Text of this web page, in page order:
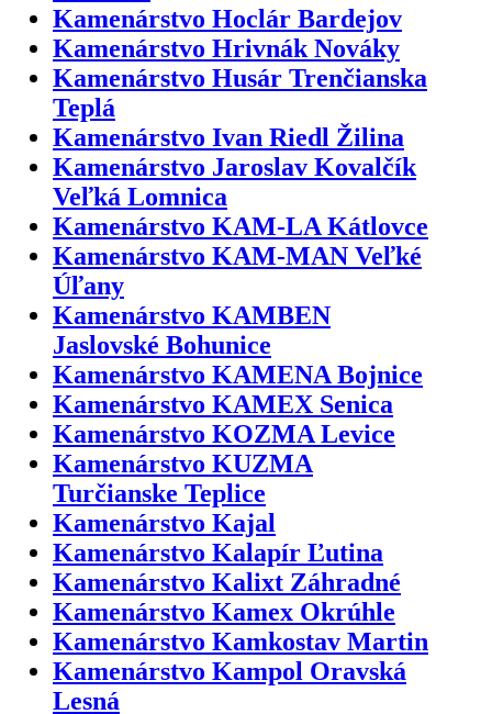
Kamenárstvo Hoclár Bardejov
Kamenárstvo Hrivnák Nováky
Kamenárstvo Husár Trenčianska
Teplá
Kamenárstvo Ivan Riedl Žilina
Kamenárstvo Jaroslav Kovalčík
Veľká Lomnica
Kamenárstvo KAM-LA Kátlovce
Kamenárstvo KAM-MAN Veľké
Úľany
Kamenárstvo KAMBEN
Jaslovské Bohunice
Kamenárstvo KAMENA Bojnice
Kamenárstvo KAMEX Senica
Kamenárstvo KOZMA Levice
Kamenárstvo KUZMA
Turčianske Teplice
Kamenárstvo Kajal
Kamenárstvo Kalapír Ľutina
Kamenárstvo Kalixt Záhradné
Kamenárstvo Kamex Okrúhle
Kamenárstvo Kamkostav Martin
Kamenárstvo Kampol Oravská
Lesná